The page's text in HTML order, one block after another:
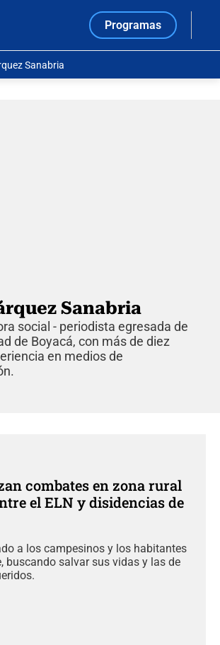
Programas
Sanabria
Sanabria
social - periodista egresada de
de Boyacá, con más de diez
en medios de
combates en zona rural
el ELN y disidencias de
a los campesinos y los habitantes
buscando salvar sus vidas y las de